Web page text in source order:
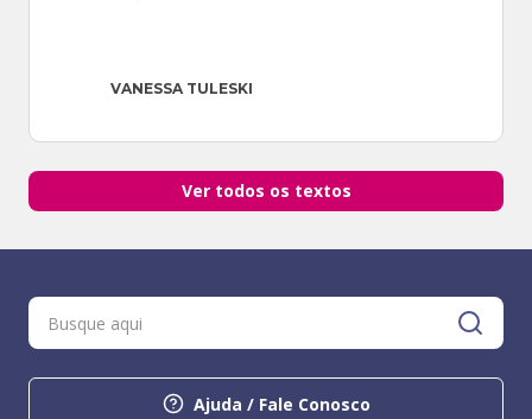
VANESSA TULESKI
Ver todos os textos
Ajuda / Fale Conosco